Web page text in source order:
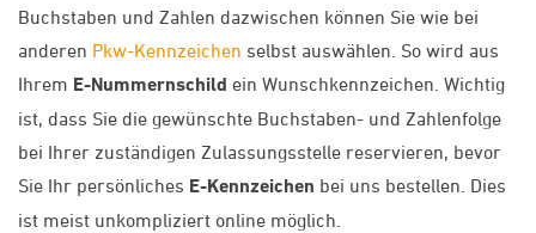
Buchstaben und Zahlen dazwischen können Sie wie bei
anderen Pkw-Kennzeichen selbst auswählen. So wird aus
Ihrem E-Nummernschild ein Wunschkennzeichen. Wichtig
ist, dass Sie die gewünschte Buchstaben- und Zahlenfolge
bei Ihrer zuständigen Zulassungsstelle reservieren, bevor
Sie Ihr persönliches E-Kennzeichen bei uns bestellen. Dies
ist meist unkompliziert online möglich.